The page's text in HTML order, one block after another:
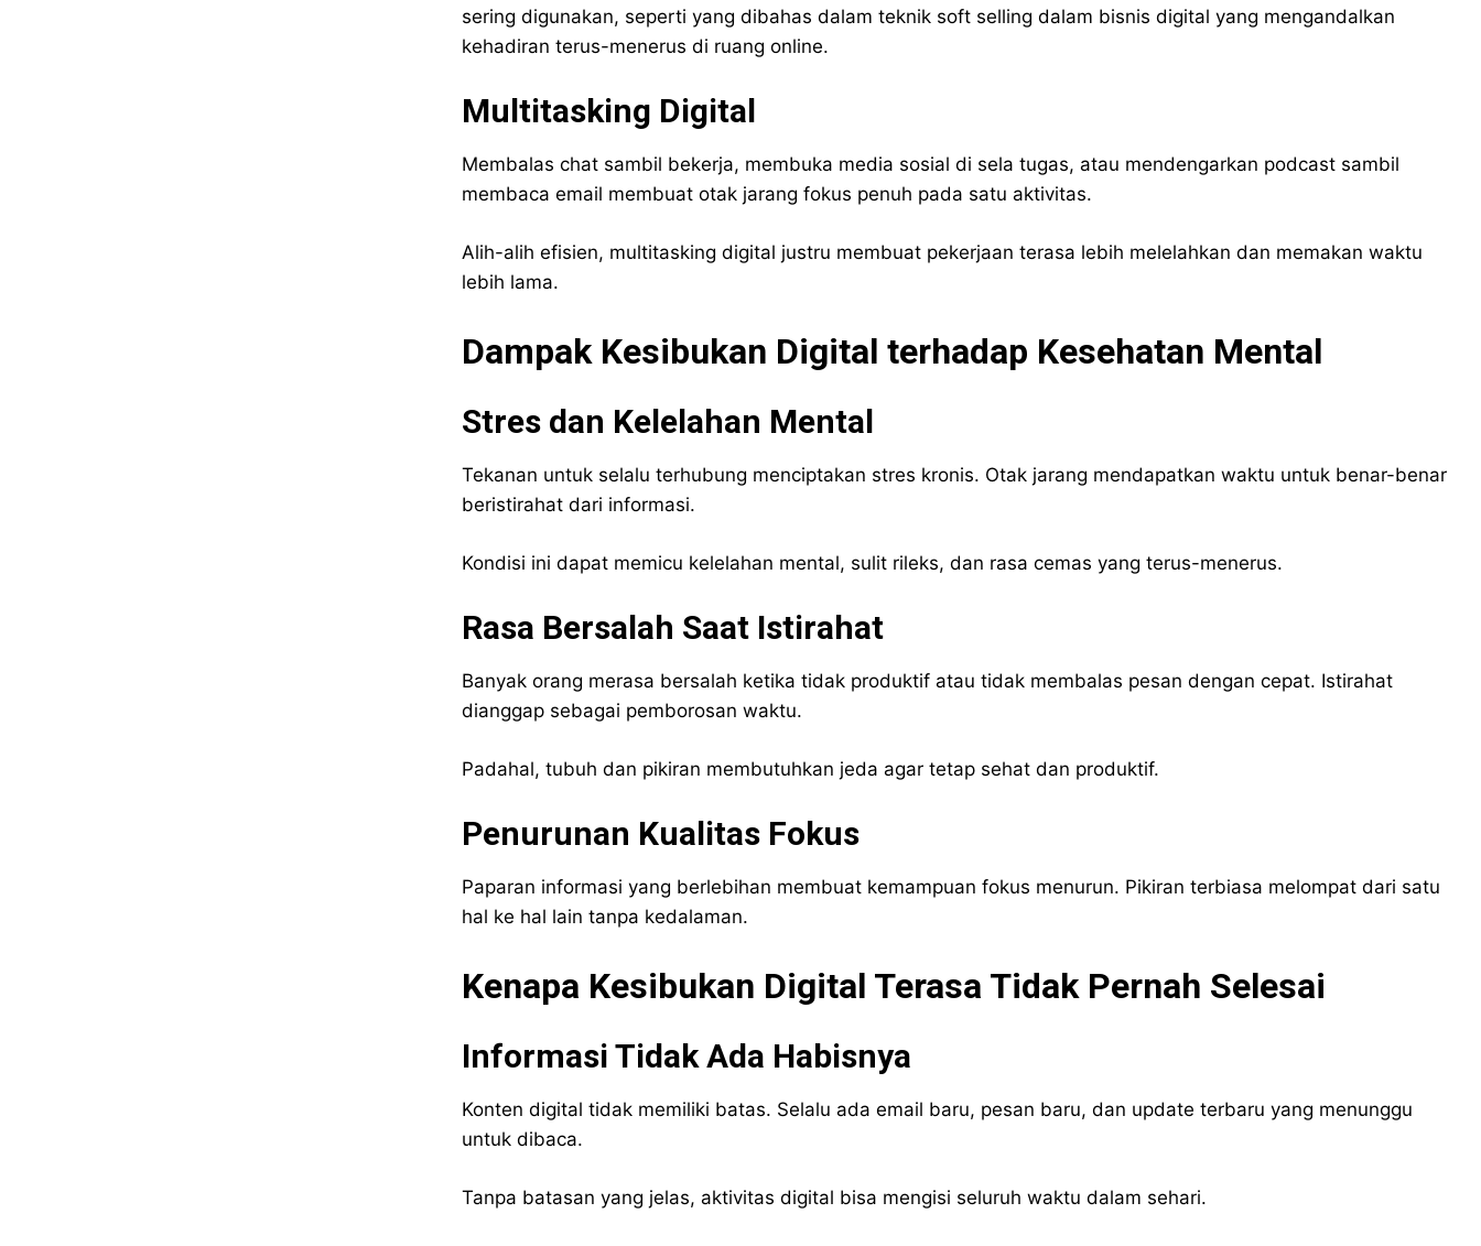
sering digunakan, seperti yang dibahas dalam teknik soft selling dalam bisnis digital yang mengandalkan
kehadiran terus-menerus di ruang online.
Multitasking Digital
Membalas chat sambil bekerja, membuka media sosial di sela tugas, atau mendengarkan podcast sambil
membaca email membuat otak jarang fokus penuh pada satu aktivitas.
Alih-alih efisien, multitasking digital justru membuat pekerjaan terasa lebih melelahkan dan memakan waktu
lebih lama.
Dampak Kesibukan Digital terhadap Kesehatan Mental
Stres dan Kelelahan Mental
Tekanan untuk selalu terhubung menciptakan stres kronis. Otak jarang mendapatkan waktu untuk benar-benar
beristirahat dari informasi.
Kondisi ini dapat memicu kelelahan mental, sulit rileks, dan rasa cemas yang terus-menerus.
Rasa Bersalah Saat Istirahat
Banyak orang merasa bersalah ketika tidak produktif atau tidak membalas pesan dengan cepat. Istirahat
dianggap sebagai pemborosan waktu.
Padahal, tubuh dan pikiran membutuhkan jeda agar tetap sehat dan produktif.
Penurunan Kualitas Fokus
Paparan informasi yang berlebihan membuat kemampuan fokus menurun. Pikiran terbiasa melompat dari satu
hal ke hal lain tanpa kedalaman.
Kenapa Kesibukan Digital Terasa Tidak Pernah Selesai
Informasi Tidak Ada Habisnya
Konten digital tidak memiliki batas. Selalu ada email baru, pesan baru, dan update terbaru yang menunggu
untuk dibaca.
Tanpa batasan yang jelas, aktivitas digital bisa mengisi seluruh waktu dalam sehari.